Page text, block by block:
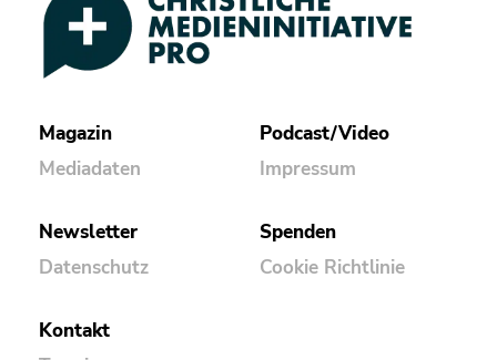
Magazin
Mediadaten
Podcast/Video
Impressum
Newsletter
Datenschutz
Spenden
Cookie Richtlinie
Kontakt